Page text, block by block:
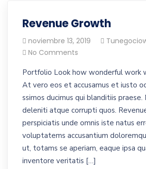
Revenue Growth
noviembre 13, 2019
No Comments
Portfolio Look how wonderful work
At vero eos et accusamus et iusto
ssimos ducimus qui blanditiis
deleniti atque corrupti quos.
perspiciatis unde omnis iste natus
voluptatems accusantium
ut, totams se aperiam, eaque ipsa
inventore veritatis […]